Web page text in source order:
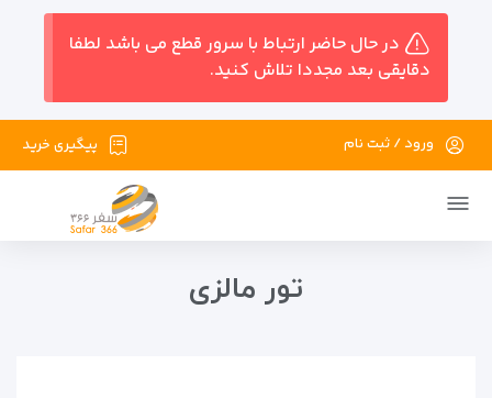
در حال حاضر ارتباط با سرور قطع می باشد لطفا
دقایقی بعد مجددا تلاش کنید.
پیگیری خرید ورود / ثبت نام
تور مالزی